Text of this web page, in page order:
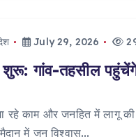
July 29, 2026
शुरू: गांव-तहसील
रहे काम और जनहित में लागू
में जन विश्वास…